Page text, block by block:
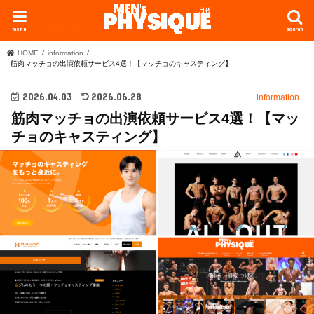
search
menu
HOME
information
筋肉マッチョの出演依頼サービス4選！【マッチョのキャスティング】
information
2026.04.03 2026.06.28
筋肉マッチョの出演依頼サービス4選！【マッ
チョのキャスティング】